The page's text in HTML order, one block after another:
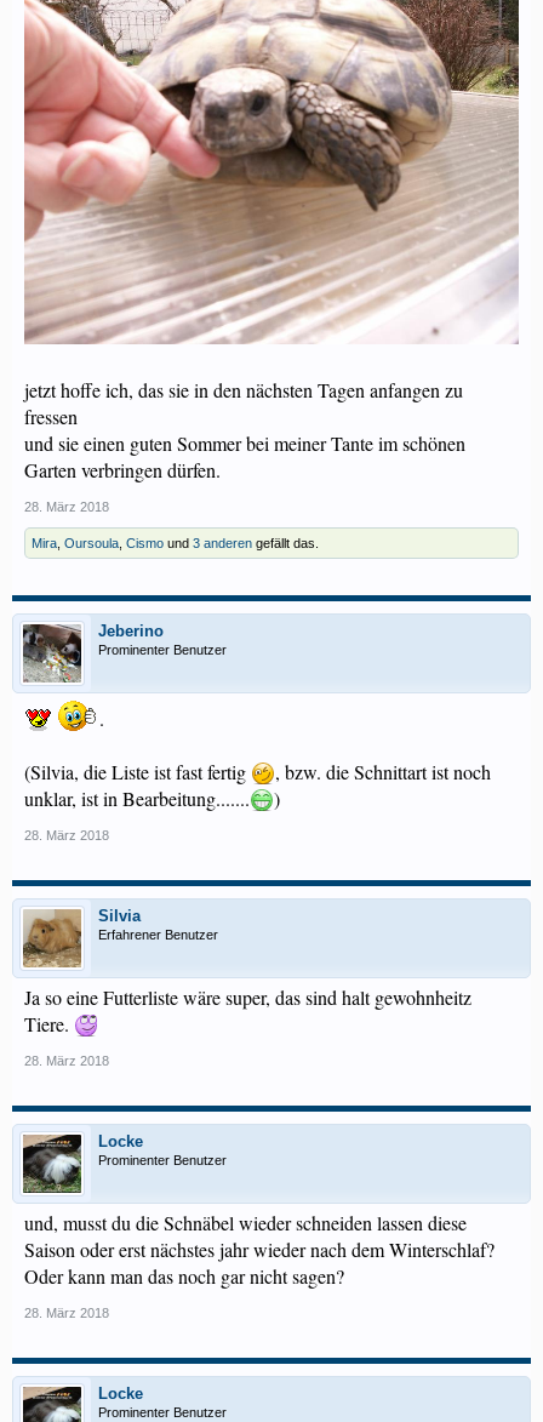
jetzt hoffe ich, das sie in den nächsten Tagen anfangen zu
fressen
und sie einen guten Sommer bei meiner Tante im schönen
Garten verbringen dürfen.
28. März 2018
Mira Oursoula Cismo und 3 anderen gefällt das.
Jeberino
Prominenter Benutzer
.
(Silvia, die Liste ist fast fertig
, bzw. die Schnittart ist noch
unklar, ist in Bearbeitung.......
)
28. März 2018
Silvia
Erfahrener Benutzer
Ja so eine Futterliste wäre super, das sind halt gewohnheitz
Tiere.
28. März 2018
Locke
Prominenter Benutzer
und, musst du die Schnäbel wieder schneiden lassen diese
Saison oder erst nächstes jahr wieder nach dem Winterschlaf?
Oder kann man das noch gar nicht sagen?
28. März 2018
Locke
Prominenter Benutzer